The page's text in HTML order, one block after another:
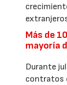
Más de
mayoría
Durante
contratos